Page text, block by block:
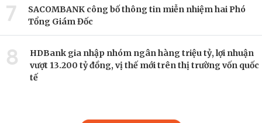
7
SACOMBANK công bố thông tin miễn nhiệm hai Phó
Tổng Giám Đốc
8
HDBank gia nhập nhóm ngân hàng triệu tỷ, lợi nhuận
vượt 13.200 tỷ đồng, vị thế mới trên thị trường vốn quốc
tế